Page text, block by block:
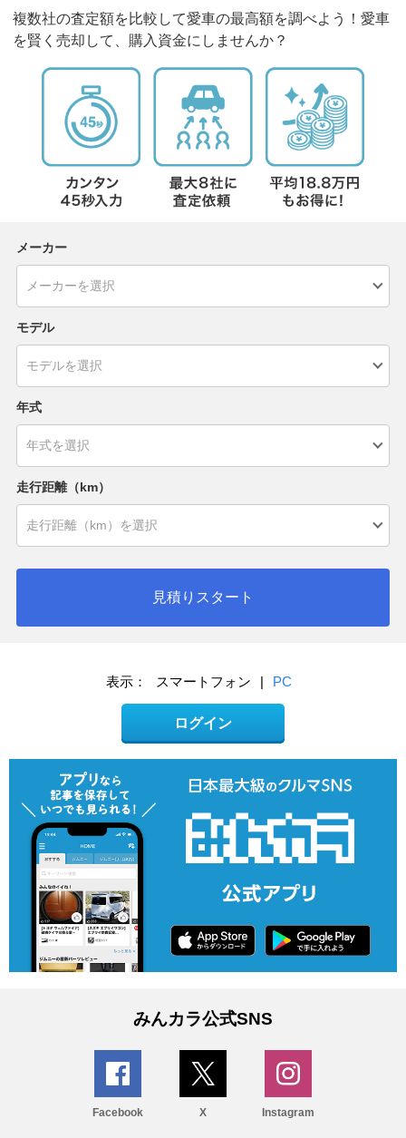
複数社の査定額を比較して愛車の最高額を調べよう！愛車
を賢く売却して、購入資金にしませんか？
メーカー
モデル
年式
走行距離（km）
見積りスタート
表示： スマートフォン | PC
ログイン
みんカラ公式SNS
Facebook X Instagram